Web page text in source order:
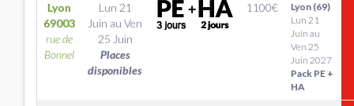
Lyon
69003
rue de
Bonnel
Lun 21
Juin au Ven
25 Juin
Places
disponibles
1100€
Lyon (69)
Lun 21
Juin au
Ven 25
Juin 2027
Pack PE +
HA